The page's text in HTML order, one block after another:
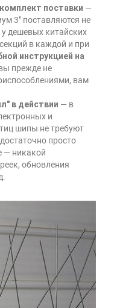
поставки —
3" поставляются не
дешевых китайских
в каждой и при
инструкцией на
прежде не
вам
в действии — в
и
шипы не требуют
просто
— никакой
обновления